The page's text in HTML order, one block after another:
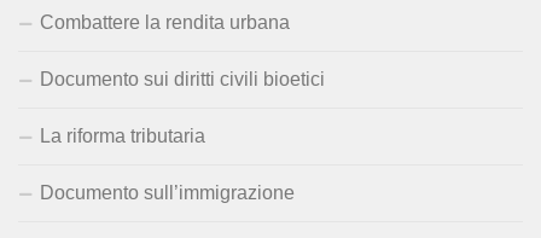
Combattere la rendita urbana
Documento sui diritti civili bioetici
La riforma tributaria
Documento sull’immigrazione